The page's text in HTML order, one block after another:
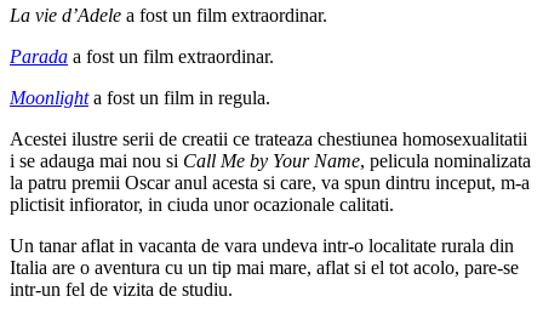
La vie d’Adele a fost un film extraordinar.
Parada a fost un film extraordinar.
Moonlighta fost un film in regula.
Acestei ilustre serii de creatii ce trateaza chestiunea homosexualitatii
i se adauga mai nou si Call Me by Your Name, pelicula nominalizata
la patru premii Oscar anul acesta si care, va spun dintru inceput, m-a
plictisit infiorator, in ciuda unor ocazionale calitati.
Un tanar aflat in vacanta de vara undeva intr-o localitate rurala din
Italia are o aventura cu un tip mai mare, aflat si el tot acolo, pare-se
intr-un fel de vizita de studiu.